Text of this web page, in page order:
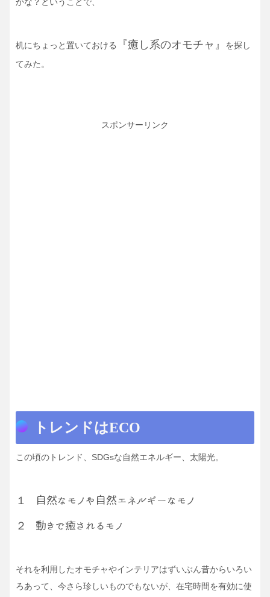
机にちょっと置いておける 『癒し系のオモチャ』
を探し
てみた。
スポンサーリンク
トレンドはECO
この頃のトレンド、SDGsな自然エネルギー、太陽光。
１ 自然なモノや自然エネルギーなモノ
２ 動きで癒されるモノ
それを利用したオモチャやインテリアはずいぶん昔からいろい
ろあって、今さら珍しいものでもないが、在宅時間を有効に使